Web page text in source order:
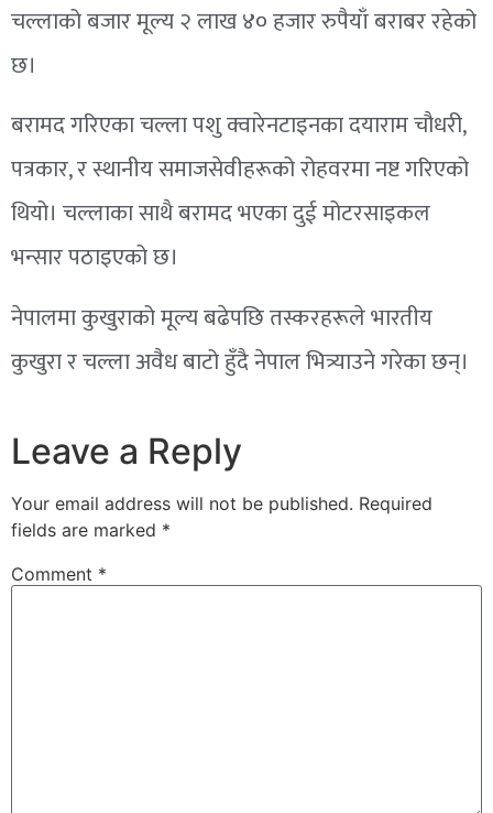
चल्लाको बजार मूल्य २ लाख ४० हजार रुपैयाँ बराबर रहेको
छ।
बरामद गरिएका चल्ला पशु क्वारेनटाइनका दयाराम चौधरी,
पत्रकार, र स्थानीय समाजसेवीहरूको रोहवरमा नष्ट गरिएको
थियो। चल्लाका साथै बरामद भएका दुई मोटरसाइकल
भन्सार पठाइएको छ।
नेपालमा कुखुराको मूल्य बढेपछि तस्करहरूले भारतीय
कुखुरा र चल्ला अवैध बाटो हुँदै नेपाल भित्र्याउने गरेका छन्।
Leave a Reply
Your email address will not be published. Required
fields are marked *
Comment *